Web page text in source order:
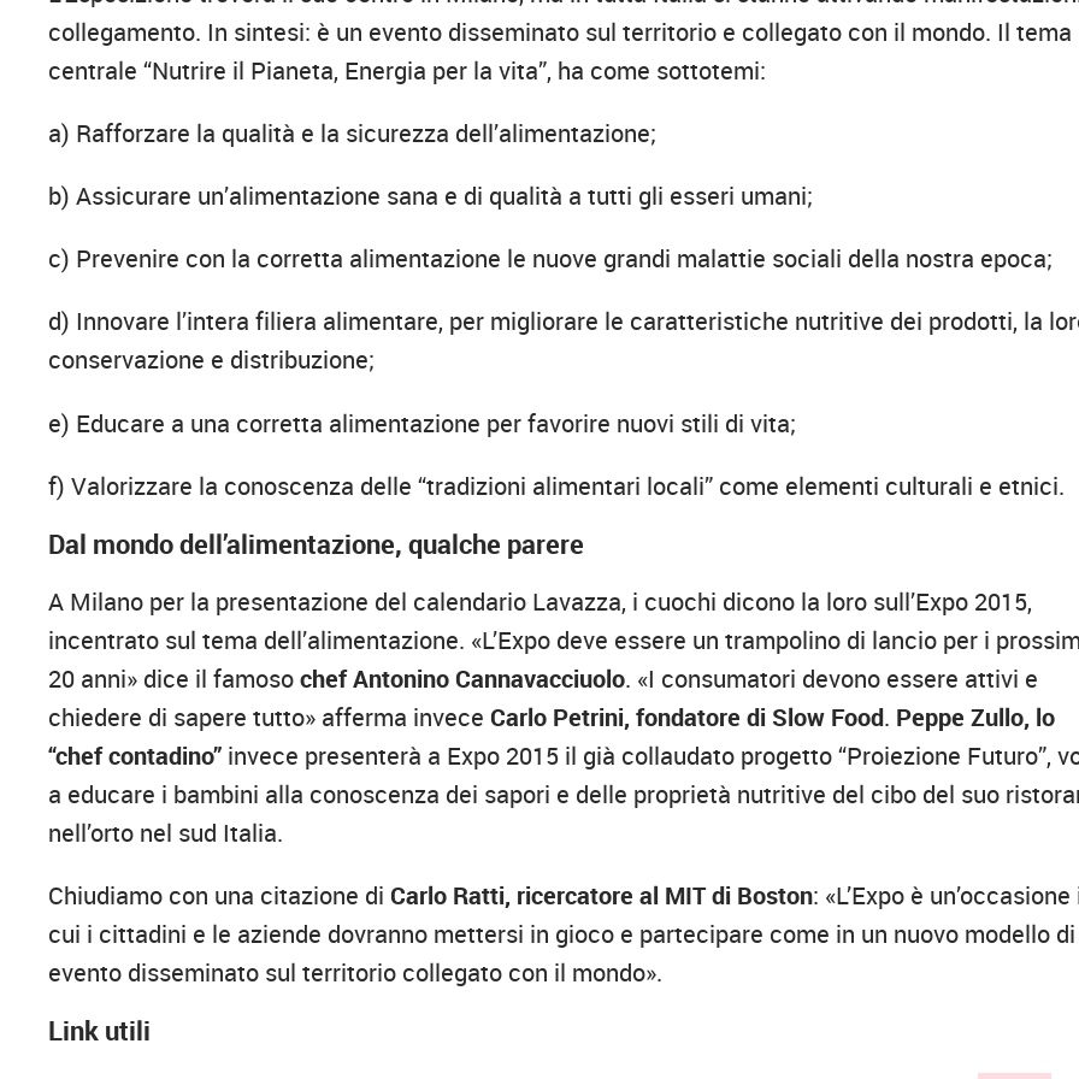
collegamento. In sintesi: è un evento disseminato sul territorio e collegato con il mondo. Il tema
centrale “Nutrire il Pianeta, Energia per la vita”, ha come sottotemi:
a) Rafforzare la qualità e la sicurezza dell’alimentazione;
b) Assicurare un’alimentazione sana e di qualità a tutti gli esseri umani;
c) Prevenire con la corretta alimentazione le nuove grandi malattie sociali della nostra epoca;
d) Innovare l’intera filiera alimentare, per migliorare le caratteristiche nutritive dei prodotti, la
conservazione e distribuzione;
e) Educare a una corretta alimentazione per favorire nuovi stili di vita;
f) Valorizzare la conoscenza delle “tradizioni alimentari locali” come elementi culturali e etnici.
Dal mondo dell’alimentazione, qualche parere
A Milano per la presentazione del calendario Lavazza, i cuochi dicono la loro sull’Expo 2015,
incentrato sul tema dell’alimentazione. «L’Expo deve essere un trampolino di lancio per i
20 anni» dice il famosochef Antonino Cannavacciuolo. «I consumatori devono essere attivi e
chiedere di sapere tutto» afferma invece Carlo Petrini, fondatore di Slow Food. Peppe Zullo, lo
“chef contadino” invece presenterà a Expo 2015 il già collaudato progetto “Proiezione Futuro”,
a educare i bambini alla conoscenza dei sapori e delle proprietà nutritive del cibo del suo
nell’orto nel sud Italia.
Chiudiamo con una citazione di Carlo Ratti, ricercatore al MIT di Boston: «L’Expo è un’occasione
cui i cittadini e le aziende dovranno mettersi in gioco e partecipare come in un nuovo modello di
evento disseminato sul territorio collegato con il mondo».
Link utili